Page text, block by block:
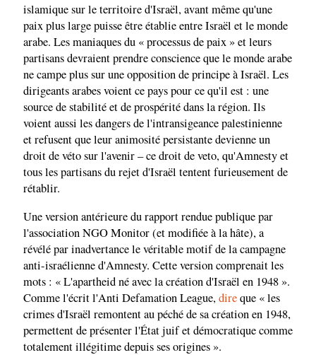
islamique sur le territoire d'Israël, avant même qu'une
paix plus large puisse être établie entre Israël et le monde
arabe. Les maniaques du « processus de paix » et leurs
partisans devraient prendre conscience que le monde arabe
ne campe plus sur une opposition de principe à Israël. Les
dirigeants arabes voient ce pays pour ce qu'il est : une
source de stabilité et de prospérité dans la région. Ils
voient aussi les dangers de l'intransigeance palestinienne
et refusent que leur animosité persistante devienne un
droit de véto sur l'avenir – ce droit de veto, qu'Amnesty et
tous les partisans du rejet d'Israël tentent furieusement de
rétablir.
Une version antérieure du rapport rendue publique par
l'association NGO Monitor (et modifiée à la hâte), a
révélé par inadvertance le véritable motif de la campagne
anti-israélienne d'Amnesty. Cette version comprenait les
mots : « L'apartheid né avec la création d'Israël en 1948 ».
Comme l'écrit l'Anti Defamation League,direque « les
crimes d'Israël remontent au péché de sa création en 1948,
permettent de présenter l'État juif et démocratique comme
totalement illégitime depuis ses origines ».